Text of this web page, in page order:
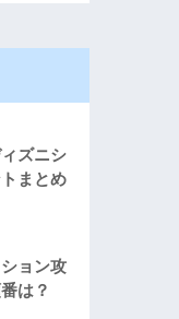
ズニシ
まとめ
ョン攻
は？